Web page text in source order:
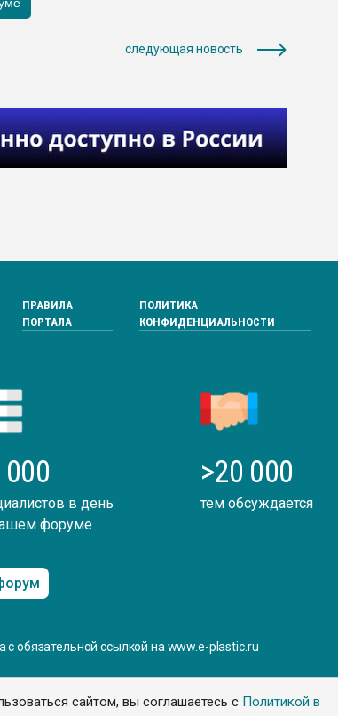
сайтом, вы соглашаетесь с Политикой в
следующая новость
ПРАВИЛА
ПОРТАЛА
ПОЛИТИКА
КОНФИДЕНЦИАЛЬНОСТИ
000
в день
форуме
>20 000
тем обсуждается
обязательной ссылкой на www.e-plastic.ru